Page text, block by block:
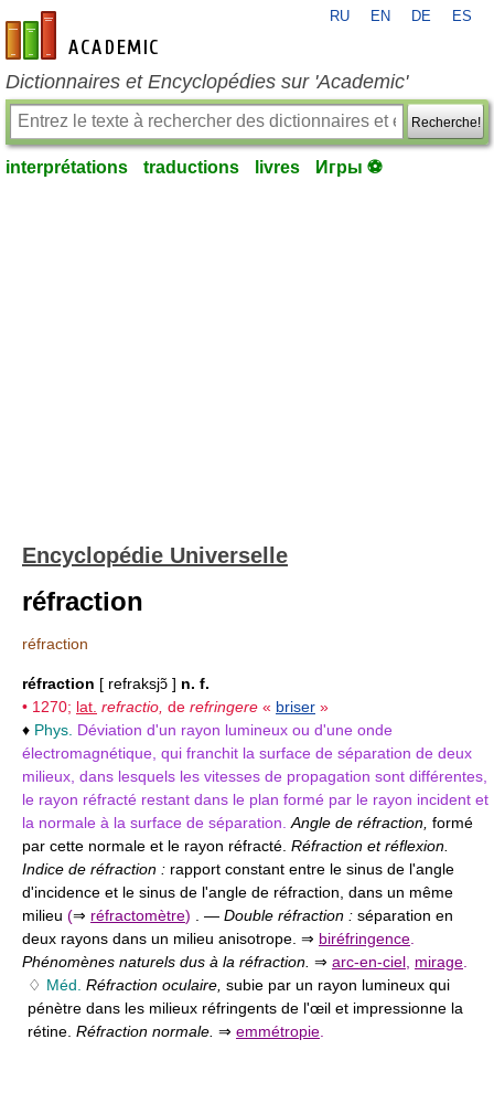
fr-academic.com
RU EN DE ES
Dictionnaires et Encyclopédies sur 'Academic'
Recherche!
interprétations traductions livres Игры ⚽
Encyclopédie Universelle
réfraction
réfraction
réfraction [ refraksjɔ̃ ] n. f.
• 1270; lat. refractio, de refringere « briser »
♦ Phys. Déviation d'un rayon lumineux ou d'une onde
électromagnétique, qui franchit la surface de séparation de deux
milieux, dans lesquels les vitesses de propagation sont différentes,
le rayon réfracté restant dans le plan formé par le rayon incident et
la normale à la surface de séparation. Angle de réfraction, formé
par cette normale et le rayon réfracté. Réfraction et réflexion.
Indice de réfraction : rapport constant entre le sinus de l'angle
d'incidence et le sinus de l'angle de réfraction, dans un même
milieu (⇒ réfractomètre) . — Double réfraction : séparation en
deux rayons dans un milieu anisotrope. ⇒ biréfringence
Phénomènes naturels dus à la réfraction. ⇒ arc-en-ciel mirage
♢ Méd. Réfraction oculaire, subie par un rayon lumineux qui
pénètre dans les milieux réfringents de l'œil et impressionne la
rétine. Réfraction normale. ⇒ emmétropie